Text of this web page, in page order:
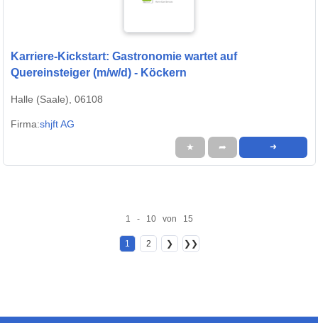
Karriere-Kickstart: Gastronomie wartet auf
Quereinsteiger (m/w/d) - Köckern
Halle (Saale), 06108
Firma:shjft AG
★ ➦ ➜
1 - 10 von 15
1 2 ❯ ❯❯